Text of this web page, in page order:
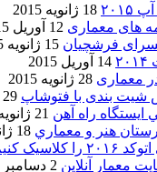
18 ژانویه 2015
های معماری 12 آوریل 2015
فرشچیان 15 ژانویه 2015
14 آوریل 2015
معماری 28 ژانویه 2015
شیت بندی با فتوشاپ 29 ژوئن 2015
راه آهن 21 ژانویه 2015
هنر و معماري 18 ژانویه 2015
کنیم؟
معمار آنلاین 2 دسامبر 2014